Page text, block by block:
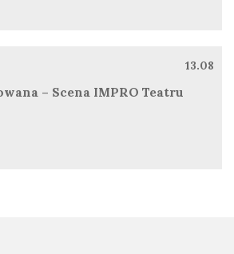
– Scena IMPRO Teatru
13.08